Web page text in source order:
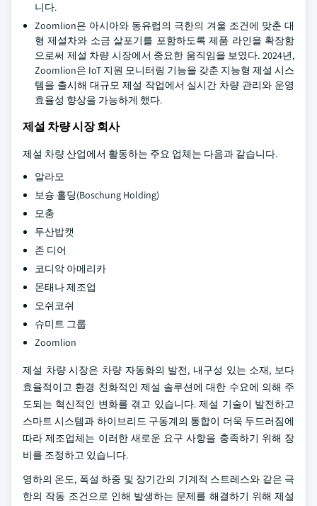
니다.
Zoomlion은 아시아와 동유럽의 극한의 겨울 조건에 맞춘 대
형 제설차와 소금 살포기를 포함하도록 제품 라인을 확장함
으로써 제설 차량 시장에서 중요한 움직임을 보였다. 2024년,
Zoomlion은 IoT 지원 모니터링 기능을 갖춘 지능형 제설 시스
템을 출시해 대규모 제설 작업에서 실시간 차량 관리와 운영
효율성 향상을 가능하게 했다.
제설 차량 시장 회사
제설 차량 산업에서 활동하는 주요 업체는 다음과 같습니다.
알라모
보슝 홀딩(Boschung Holding)
모충
두산밥캣
존 디어
코디악 아메리카
몬태나 제조업
오쉬코쉬
슈미트 그룹
Zoomlion
제설 차량 시장은 차량 자동화의 발전, 내구성 있는 소재, 보다
효율적이고 환경 친화적인 제설 솔루션에 대한 수요에 의해 주
도되는 혁신적인 변화를 겪고 있습니다. 제설 기술이 발전하고
스마트 시스템과 하이브리드 구동계의 통합이 더욱 두드러짐에
따라 제조업체는 이러한 새로운 요구 사항을 충족하기 위해 장
비를 조정하고 있습니다.
영하의 온도, 폭설 하중 및 장기간의 기계적 스트레스와 같은 극
한의 작동 조건으로 인해 발생하는 문제를 해결하기 위해 제설